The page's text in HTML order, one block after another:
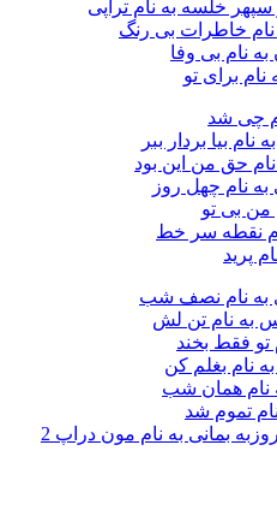
خلسه به نام تراپی
نام خاطرات بی رنگ
نام بی وفا
نام برای تو
چی شد
بیا بردار ببر
نام حق من این بود
نام چهل روز
من بی تو
نقطه سر خط
پرید
به نام نصف شب
به نام تن لش
تو فقط بخند
نام بغلم کن
نام همان شب
تموم شد
بمانی به نام مون دراپ 2